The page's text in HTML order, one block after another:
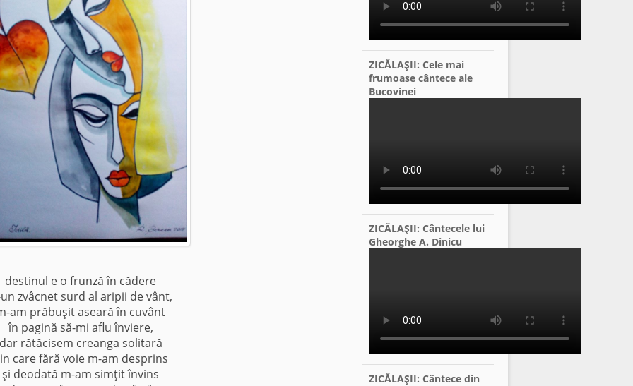
destinul e o frunză în cădere
zvâcnet surd al aripii de vânt,
am prăbuşit aseară în cuvânt
în pagină să-mi aflu înviere,
rătăcisem creanga solitară
care fără voie m-am desprins
şi deodată m-am simţit învins
ZICĂLAŞII: Cele mai
frumoase cântece ale
Bucovinei
ZICĂLAŞII: Cântecele lui
Gheorghe A. Dinicu
ZICĂLAŞII: Cântece din